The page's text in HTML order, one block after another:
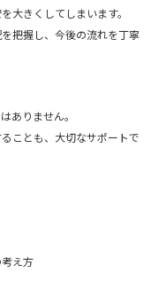
大きくしてしまいます。
把握し、今後の流れを丁寧
ありません。
ことも、大切なサポートで
え方